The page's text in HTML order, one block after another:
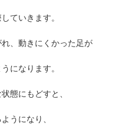
ていきます。
、動きにくかった足が
になります。
態にもどすと、
うになり、